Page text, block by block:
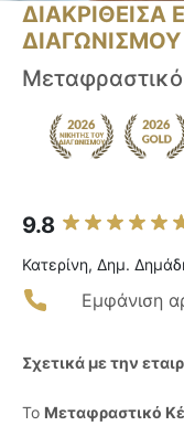
ΔΙΑΚΡΙΘΕΙΣΑ
ΔΙΑΓΩΝΙΣΜΟΥ
Μεταφραστικό
9.8
Κατερίνη, Δημ.
Εμφάνιση
Σχετικά με την
Το Μεταφραστικό